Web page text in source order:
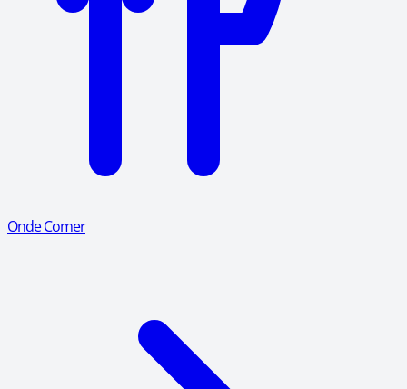
Onde Comer